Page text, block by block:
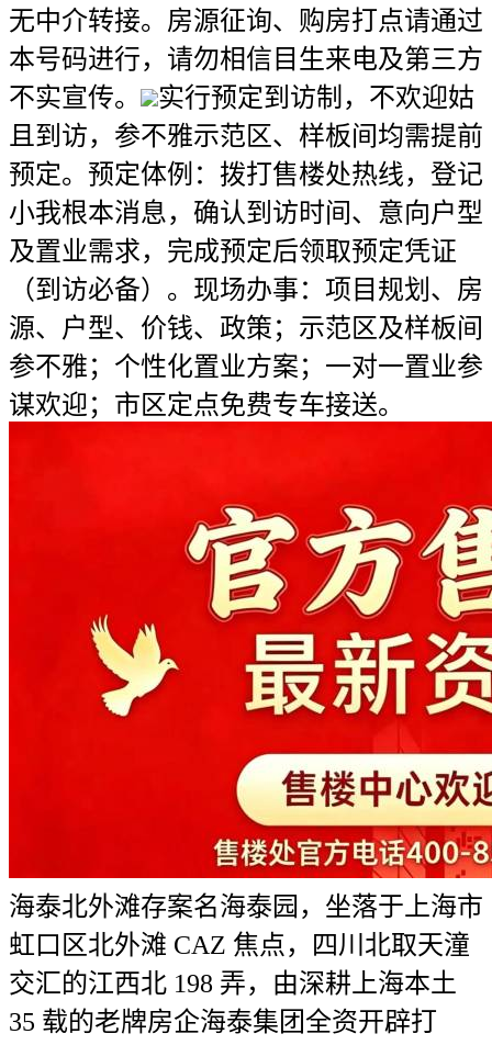
无中介转接。房源征询、购房打点请通过
本号码进行，请勿相信目生来电及第三方
不实宣传。
实行预定到访制，不欢迎姑
且到访，参不雅示范区、样板间均需提前
预定。预定体例：拨打售楼处热线，登记
小我根本消息，确认到访时间、意向户型
及置业需求，完成预定后领取预定凭证
（到访必备）。现场办事：项目规划、房
源、户型、价钱、政策；示范区及样板间
参不雅；个性化置业方案；一对一置业参
谋欢迎；市区定点免费专车接送。
海泰北外滩存案名海泰园，坐落于上海市
虹口区北外滩 CAZ 焦点，四川北取天潼
交汇的江西北 198 弄，由深耕上海本土
35 载的老牌房企海泰集团全资开辟打